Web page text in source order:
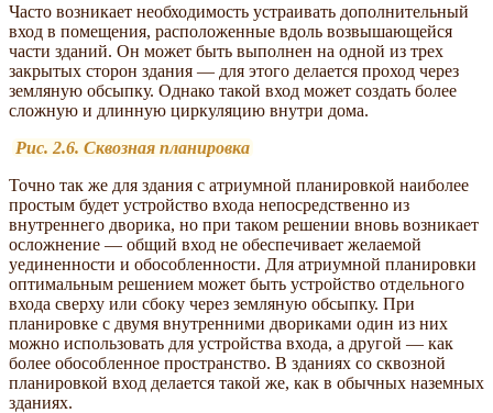
Часто возникает необходимость устраивать дополнительный
вход в помещения, расположенные вдоль возвышающейся
части зданий. Он может быть выполнен на одной из трех
закрытых сторон здания — для этого делается проход через
земляную обсыпку. Однако такой вход может создать более
сложную и длинную циркуляцию внутри дома.
Рис. 2.6. Сквозная планировка
Точно так же для здания с атриумной планировкой наиболее
простым будет устройство входа непосредственно из
внутреннего дворика, но при таком решении вновь возникает
осложнение — общий вход не обеспечивает желаемой
уединенности и обособленности. Для атриумной планировки
оптимальным решением может быть устройство отдельного
входа сверху или сбоку через земляную обсыпку. При
планировке с двумя внутренними двориками один из них
можно использовать для устройства входа, а другой — как
более обособленное пространство. В зданиях со сквозной
планировкой вход делается такой же, как в обычных наземных
зданиях.